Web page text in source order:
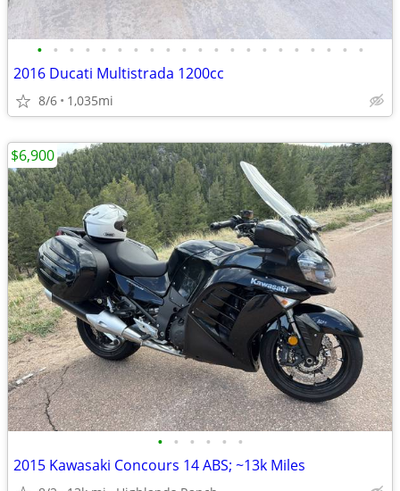
• • • • • • • • • • • • • • • • • • • • •
2016 Ducati Multistrada 1200cc
8/6 1,035mi
• • • • • •
2015 Kawasaki Concours 14 ABS; ~13k Miles
$6,900